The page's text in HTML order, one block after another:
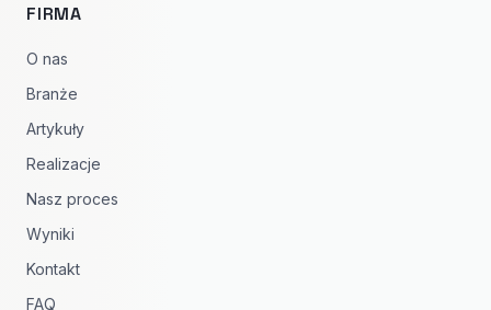
FIRMA
O nas
Branże
Artykuły
Realizacje
Nasz proces
Wyniki
Kontakt
FAQ